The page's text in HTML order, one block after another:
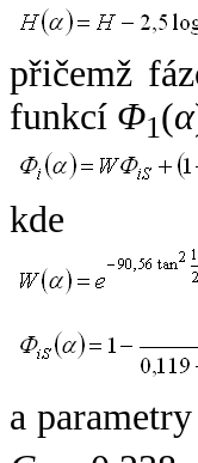
přičemž
funkcí Φ1(α
kde
a